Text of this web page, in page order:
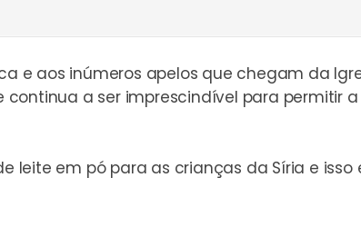
e aos inúmeros apelos que chegam da
continua a ser imprescindível para permitir
em pó para as crianças da Síria e